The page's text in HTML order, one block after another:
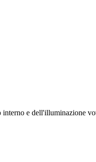
interno e dell'illuminazione